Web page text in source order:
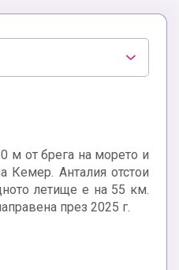
м от брега на морето и
Кемер. Анталия отстои
летище е на 55 км.
през 2025 г.